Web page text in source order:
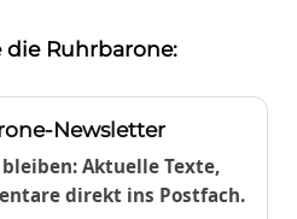
Ruhrbarone:
Newsletter
Aktuelle Texte,
direkt ins Postfach.